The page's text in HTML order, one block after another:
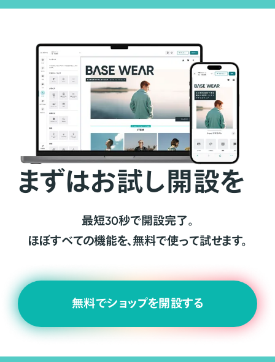
まずはお試し開設を
最短30秒で開設完了。
ほぼすべての機能を、無料で使って試せます。
無料でショップを開設する